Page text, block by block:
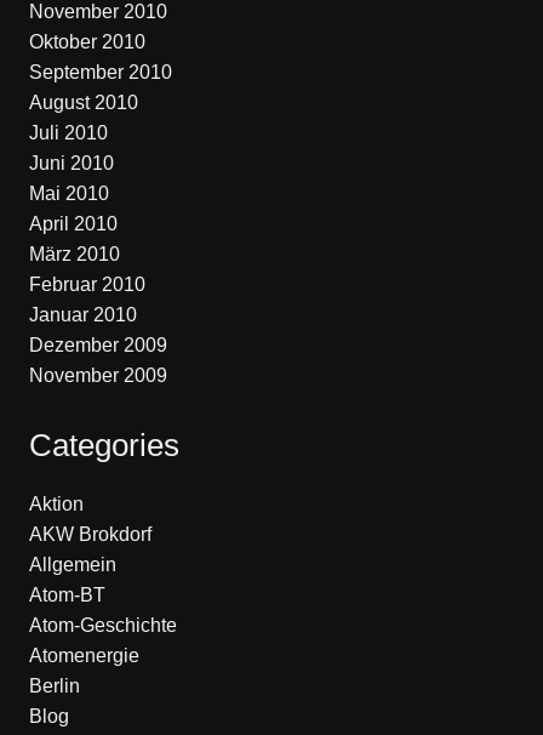
November 2010
Oktober 2010
September 2010
August 2010
Juli 2010
Juni 2010
Mai 2010
April 2010
März 2010
Februar 2010
Januar 2010
Dezember 2009
November 2009
Categories
Aktion
AKW Brokdorf
Allgemein
Atom-BT
Atom-Geschichte
Atomenergie
Berlin
Blog